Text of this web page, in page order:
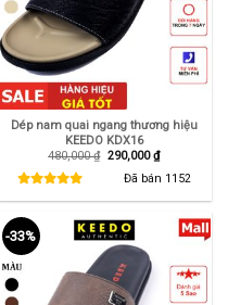
Dép nam quai ngang thương hiệu
KEEDO KDX16
480,000₫ Giá
480,000 ₫.
290,000₫Giá
hiện
tại
là:
290,000 ₫.
Đã bán 1152
-33%